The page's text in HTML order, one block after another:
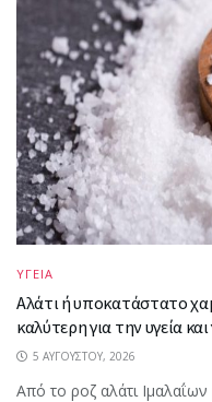
ΥΓΕΙΑ
Αλάτι ή υποκατάστατο
καλύτερη για την υγεία
5 ΑΥΓΟΎΣΤΟΥ, 2026
Από το ροζ αλάτι